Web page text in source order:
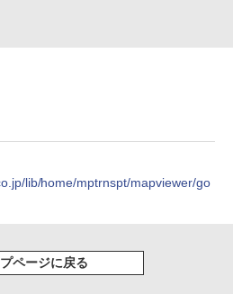
lib/home/mptrnspt/mapviewer/go
プページに戻る